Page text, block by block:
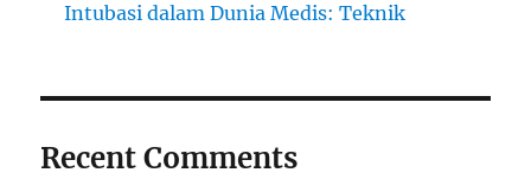
Intubasi dalam Dunia Medis: Teknik
Recent Comments